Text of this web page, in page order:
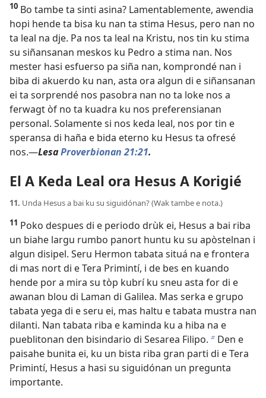
10 Bo tambe ta sinti asina? Lamentablemente, awendia
hopi hende ta bisa ku nan ta stima Hesus, pero nan no
ta leal na dje. Pa nos ta leal na Kristu, nos tin ku stima
su siñansanan meskos ku Pedro a stima nan. Nos
mester hasi esfuerso pa siña nan, komprondé nan i
biba di akuerdo ku nan, asta ora algun di e siñansanan
ei ta sorprendé nos pasobra nan no ta loke nos a
ferwagt òf no ta kuadra ku nos preferensianan
personal. Solamente si nos keda leal, nos por tin e
speransa di haña e bida eterno ku Hesus ta ofresé
nos.—LesaProverbionan 21:21.
El A Keda Leal ora Hesus A Korigié
11. Unda Hesus a bai ku su siguidónan? (Wak tambe e nota.)
11 Poko despues di e periodo drùk ei, Hesus a bai riba
un biahe largu rumbo panort huntu ku su apòstelnan i
algun disipel. Seru Hermon tabata situá na e frontera
di mas nort di e Tera Primintí, i de bes en kuando
hende por a mira su tòp kubrí ku sneu asta for di e
awanan blou di Laman di Galilea. Mas serka e grupo
tabata yega di e seru ei, mas haltu e tabata mustra nan
dilanti. Nan tabata riba e kaminda ku a hiba na e
pueblitonan den bisindario di Sesarea Filipo. b Den e
paisahe bunita ei, ku un bista riba gran parti di e Tera
Primintí, Hesus a hasi su siguidónan un pregunta
importante.